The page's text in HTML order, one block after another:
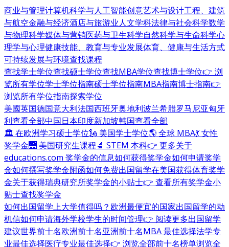
商业与管理计算机科学与人工智能创意艺术与设计工程、建筑
与航空金融与经济酒店与旅游业人文学科法律与社会科学数学
与物理科学媒体与营销医药与卫生科学自然科学与生命科学心
理学与心理健康技能、教育与专业发展体育、健康与生活方式
可持续发展与环境查找课程
查找学士学位查找硕士学位查找MBA学位查找博士学位👉 浏
览所有学位学士学位指南硕士学位指南MBA指南博士指南👉
浏览所有学位指南探索学位
美國英国德国意大利法国西班牙奥地利波兰希腊罗马尼亚匈牙
利查看全部中国日本印度新加坡韩国查看全部
🏛 在欧洲学习硕士学位🗽 美国学士学位🌎 全球 MBA💃 女性
奖学金🌉 美国研究生课程🔬 STEM 本科👉 更多关于
educations.com 奖学金的信息如何获得奖学金如何申请奖学
金如何撰写奖学金附函如何免费出国留学在美国获得体育奖学
金关于获得瑞典研究所奖学金的小贴士👉 查看所有奖学金小
贴士查找奖学金
如何出国留学上大学值得吗？ 欧洲最便宜的国家出国留学的动
机信如何申请海外学校学生的时间管理👉 阅读更多出国留学
建议世界前十名欧洲前十名亚洲前十名MBA 最佳选择法学专
业最佳选择医疗专业最佳选择👉 浏览全部前十名榜单浏览全